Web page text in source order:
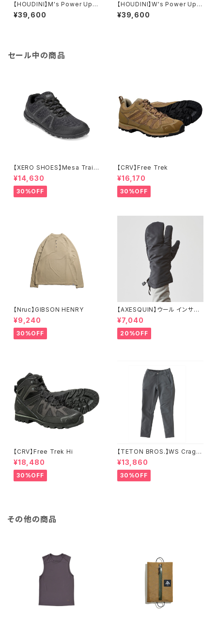
【HOUDINI】M's Power Up H
oudi
¥39,600
【HOUDINI】W's Power Up H
oudi
¥39,600
セール中の商品
【XERO SHOES】Mesa Trail
WP (ブラック)
¥14,630
30%OFF
【CRV】Free Trek
¥16,170
30%OFF
【Nruc】GIBSON HENRY
¥9,240
30%OFF
【AXESQUIN】ウール インサレ
ーション トリガー ミトン
¥7,040
20%OFF
【CRV】Free Trek Hi
¥18,480
30%OFF
【TETON BROS.】WS Crag P
ant
¥13,860
30%OFF
その他の商品